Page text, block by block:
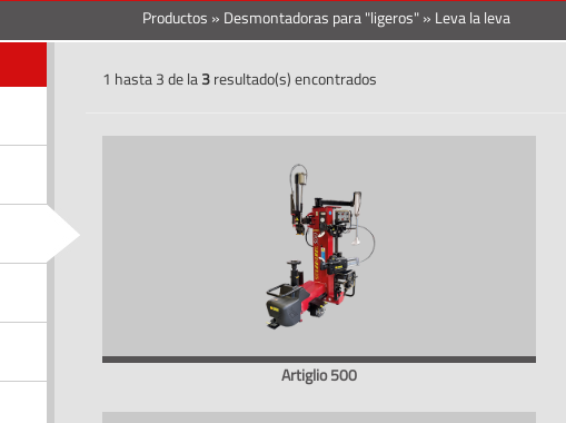
Productos » Desmontadoras para "ligeros"» Leva la leva
1 hasta 3 de la3resultado(s) encontrados
Artiglio 500